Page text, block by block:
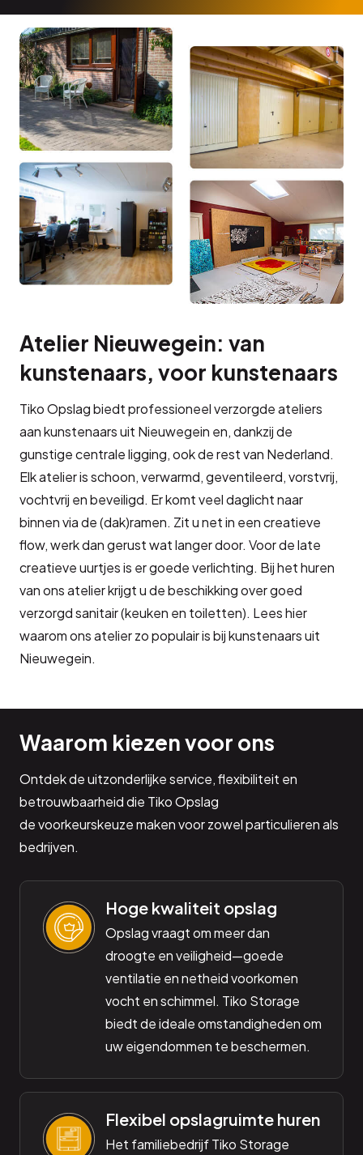
Atelier Nieuwegein: van
kunstenaars, voor kunstenaars
Tiko Opslag biedt professioneel verzorgde ateliers
aan kunstenaars uit Nieuwegein en, dankzij de
gunstige centrale ligging, ook de rest van Nederland.
Elk atelier is schoon, verwarmd, geventileerd, vorstvrij,
vochtvrij en beveiligd. Er komt veel daglicht naar
binnen via de (dak)ramen. Zit u net in een creatieve
flow, werk dan gerust wat langer door. Voor de late
creatieve uurtjes is er goede verlichting. Bij het huren
van ons atelier krijgt u de beschikking over goed
verzorgd sanitair (keuken en toiletten). Lees hier
waarom ons atelier zo populair is bij kunstenaars uit
Nieuwegein.
Waarom kiezen voor ons
Ontdek de uitzonderlijke service, flexibiliteit en
betrouwbaarheid die Tiko Opslag
de voorkeurskeuze maken voor zowel particulieren als
bedrijven.
Hoge kwaliteit opslag
Opslag vraagt om meer dan
droogte en veiligheid—goede
ventilatie en netheid voorkomen
vocht en schimmel. Tiko Storage
biedt de ideale omstandigheden om
uw eigendommen te beschermen.
Flexibel opslagruimte huren
Het familiebedrijf Tiko Storage